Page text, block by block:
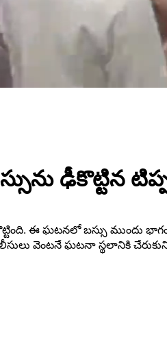
ఢీకొట్టిన
ఢీకొట్టింది. ఈ ఘటనలో బస్సు
వెంటనే ఘటనా స్థలానికి చేరుకుని